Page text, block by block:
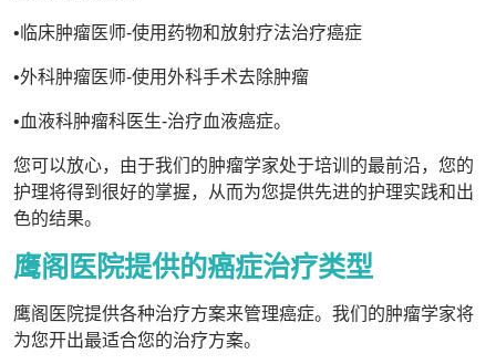
•临床肿瘤医师-使用药物和放射疗法治疗癌症
•外科肿瘤医师-使用外科手术去除肿瘤
•血液科肿瘤科医生-治疗血液癌症。
您可以放心，由于我们的肿瘤学家处于培训的最前沿，您的
护理将得到很好的掌握，从而为您提供先进的护理实践和出
色的结果。
鹰阁医院提供的癌症治疗类型
鹰阁医院提供各种治疗方案来管理癌症。我们的肿瘤学家将
为您开出最适合您的治疗方案。